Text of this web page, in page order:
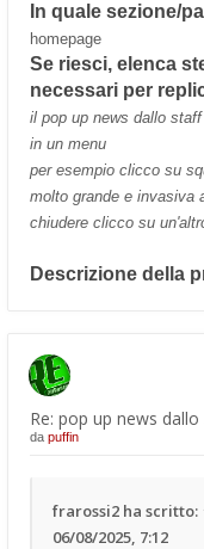
In quale sezione/
homepage
Se riesci, elenca
necessari per
il pop up news dallo
in un menu
per esempio clicco su
molto grande e invasiva
chiudere clicco su
Descrizione della
Re: pop up news
da puffin
frarossi2 ha scritto:
06/08/2025, 7:12